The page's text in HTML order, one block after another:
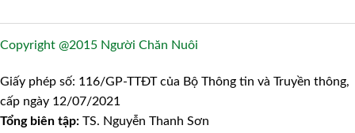
Copyright @2015 Người Chăn Nuôi
Giấy phép số: 116/GP-TTĐT của Bộ Thông tin và Truyền thông,
cấp ngày 12/07/2021
Tổng biên tập: TS. Nguyễn Thanh Sơn